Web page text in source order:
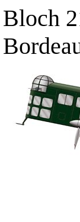
Bloch